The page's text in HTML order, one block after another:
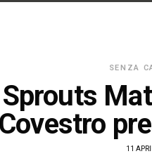
SENZA
Covestro
11